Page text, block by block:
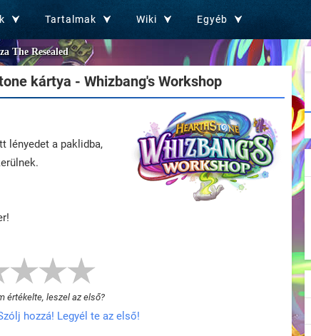
Tartalmak Wiki Egyéb
The Resealed
kártya - Whizbang's Workshop
lényedet a paklidba,
értékelte, leszel az első?
hozzá! Legyél te az első!